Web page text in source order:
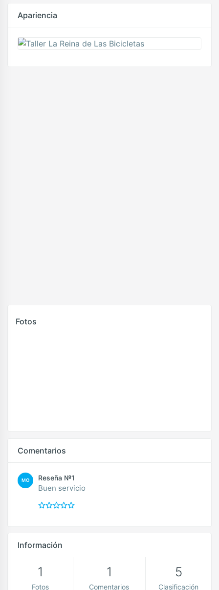
Apariencia
Fotos
Comentarios
MO Reseña №1
Buen servicio
Información
1
Fotos
1
Comentarios
5
Clasificación